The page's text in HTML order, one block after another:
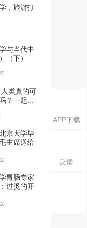
APP下载
反馈
，旅游打
与当代中
（下）
类真的可
？一起...
京大学毕
主席送给
胃肠专家
过烫的开